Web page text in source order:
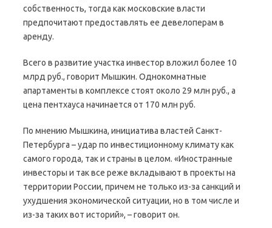
собственность, тогда как московские власти
предпочитают предоставлять ее девелоперам в
аренду.
Всего в развитие участка инвестор вложил более 10
млрд руб., говорит Мышкин. Однокомнатные
апартаменты в комплексе стоят около 29 млн руб., а
цена пентхауса начинается от 170 млн руб.
По мнению Мышкина, инициатива властей Санкт-
Петербурга – удар по инвестиционному климату как
самого города, так и страны в целом. «Иностранные
инвесторы и так все реже вкладывают в проекты на
территории России, причем не только из-за санкций и
ухудшения экономической ситуации, но в том числе и
из-за таких вот историй», – говорит он.